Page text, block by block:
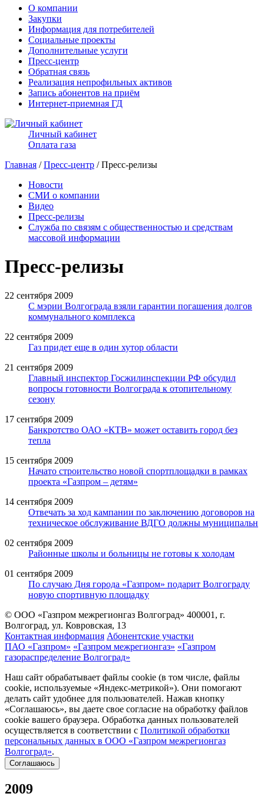
О компании
Закупки
Информация для потребителей
Социальные проекты
Дополнительные услуги
Пресс-центр
Обратная связь
Реализация непрофильных активов
Запись абонентов на приём
Интернет-приемная ГД
Личный кабинет
Оплата газа
Главная /Пресс-центр / Пресс-релизы
Новости
СМИ о компании
Видео
Пресс-релизы
Служба по связям с общественностью и средствам
массовой информации
Пресс-релизы
22 сентября 2009
С мэрии Волгограда взяли гарантии погашения долгов
коммунального комплекса
22 сентября 2009
Газ придет еще в один хутор области
21 сентября 2009
Главный инспектор Госжилинспекции РФ обсудил
вопросы готовности Волгограда к отопительному
сезону
17 сентября 2009
Банкротство ОАО «КТВ» может оставить город без
тепла
15 сентября 2009
Начато строительство новой спортплощадки в рамках
проекта «Газпром – детям»
14 сентября 2009
Отвечать за ход кампании по заключению договоров на
техническое обслуживание ВДГО должны муниципальн
02 сентября 2009
Районные школы и больницы не готовы к холодам
01 сентября 2009
По случаю Дня города «Газпром» подарит Волгограду
новую спортивную площадку
© ООО «Газпром межрегионгаз Волгоград» 400001, г.
Волгоград, ул. Ковровская, 13
Контактная информация Абонентские участки
ПАО «Газпром» «Газпром межрегионгаз» «Газпром
газораспределение Волгоград»
Наш сайт обрабатывает файлы cookie (в том числе, файлы
cookie, используемые «Яндекс-метрикой»). Они помогают
делать сайт удобнее для пользователей. Нажав кнопку
«Соглашаюсь», вы даете свое согласие на обработку файлов
cookie вашего браузера. Обработка данных пользователей
осуществляется в соответствии с Политикой обработки
персональных данных в ООО «Газпром межрегионгаз
Волгоград».
Соглашаюсь
2009